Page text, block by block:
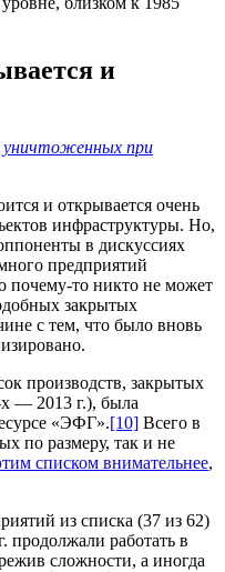
и
уничтоженных при
и открывается очень
инфраструктуры. Но,
в дискуссиях
предприятий
почему-то никто не может
закрытых
с тем, что было вновь
производств, закрытых
— 2013 г.), была
«ЭФГ».[10] Всего в
по размеру, так и не
списком внимательнее,
из списка (37 из 62)
продолжали работать в
сложности, а иногда